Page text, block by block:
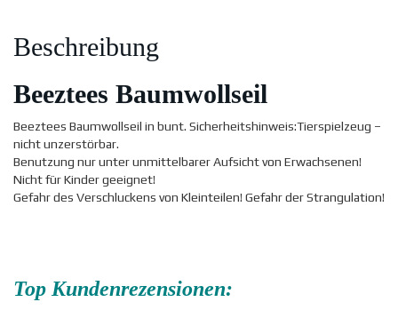
Beschreibung
Beeztees Baumwollseil
Beeztees Baumwollseil in bunt. Sicherheitshinweis:Tierspielzeug –
nicht unzerstörbar.
Benutzung nur unter unmittelbarer Aufsicht von Erwachsenen!
Nicht für Kinder geeignet!
Gefahr des Verschluckens von Kleinteilen! Gefahr der Strangulation!
Top Kundenrezensionen: